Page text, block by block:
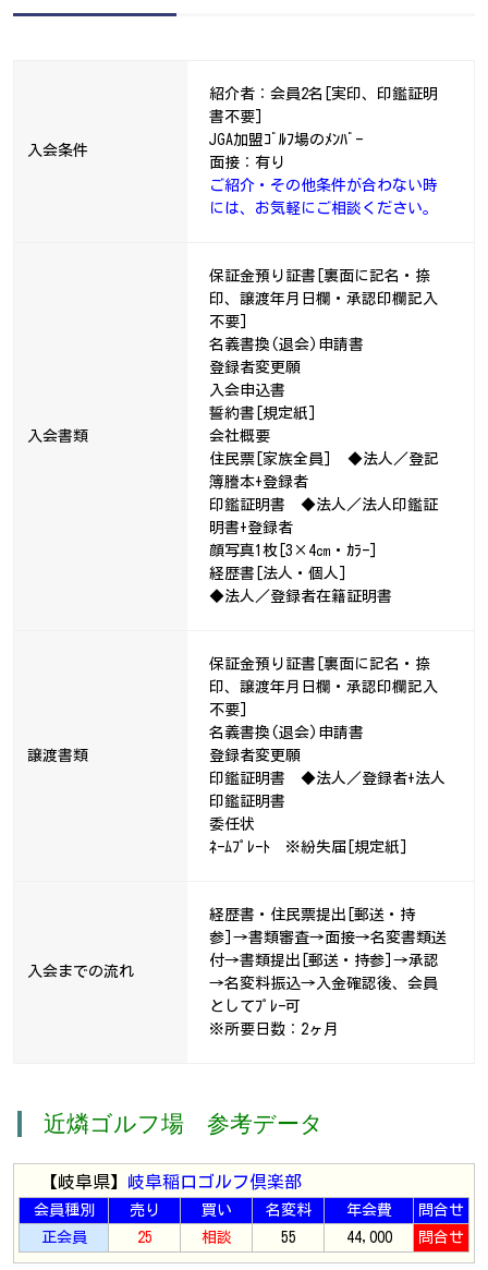
入会条件
紹介者：会員2名[実印、印鑑証明
書不要]
JGA加盟ｺﾞﾙﾌ場のﾒﾝﾊﾞｰ
面接：有り
ご紹介・その他条件が合わない時
には、お気軽にご相談ください。
入会書類
保証金預り証書[裏面に記名・捺
印、譲渡年月日欄・承認印欄記入
不要]
名義書換(退会)申請書
登録者変更願
入会申込書
誓約書[規定紙]
会社概要
住民票[家族全員] ◆法人／登記
簿謄本+登録者
印鑑証明書 ◆法人／法人印鑑証
明書+登録者
顔写真1枚[3×4㎝・ｶﾗｰ]
経歴書[法人・個人]
◆法人／登録者在籍証明書
譲渡書類
保証金預り証書[裏面に記名・捺
印、譲渡年月日欄・承認印欄記入
不要]
名義書換(退会)申請書
登録者変更願
印鑑証明書 ◆法人／登録者+法人
印鑑証明書
委任状
ﾈｰﾑﾌﾟﾚｰﾄ ※紛失届[規定紙]
入会までの流れ
経歴書・住民票提出[郵送・持
参]→書類審査→面接→名変書類送
付→書類提出[郵送・持参]→承認
→名変料振込→入金確認後、会員
としてﾌﾟﾚｰ可
※所要日数：2ヶ月
近燐ゴルフ場 参考データ
【岐阜県】 岐阜稲口ゴルフ倶楽部
会員種別 売り 買い 名変料 年会費
問合せ
正会員
25 相談 55 44,000 問合せ